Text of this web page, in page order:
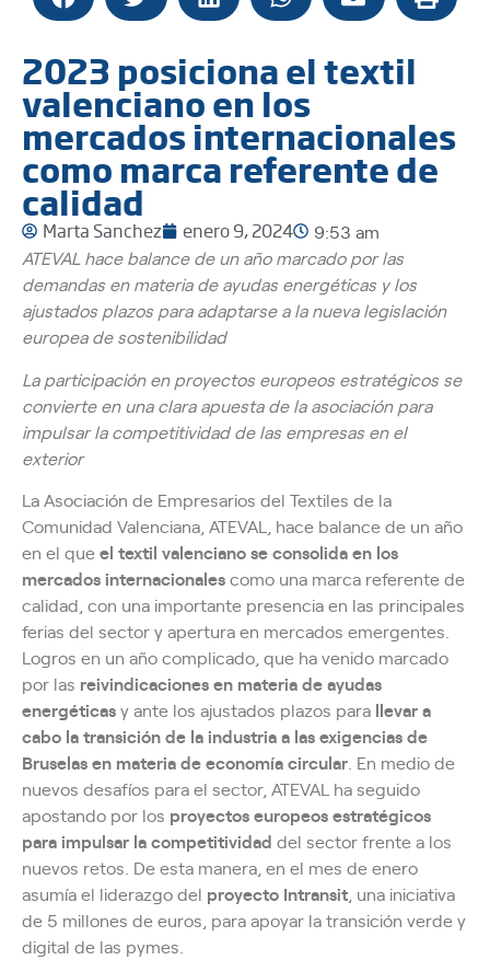
2023 posiciona el textil
valenciano en los
mercados internacionales
como marca referente de
calidad
Marta Sanchez enero 9, 2024
9:53 am
ATEVAL hace balance de un año marcado por las
demandas en materia de ayudas energéticas y los
ajustados plazos para adaptarse a la nueva legislación
europea de sostenibilidad
La participación en proyectos europeos estratégicos se
convierte en una clara apuesta de la asociación para
impulsar la competitividad de las empresas en el
exterior
La Asociación de Empresarios del Textiles de la
Comunidad Valenciana, ATEVAL, hace balance de un año
en el queel textil valenciano se consolida en los
mercados internacionalescomo una marca referente de
calidad, con una importante presencia en las principales
ferias del sector y apertura en mercados emergentes.
Logros en un año complicado, que ha venido marcado
por las reivindicaciones en materia de ayudas
energéticasy ante los ajustados plazos para llevar a
cabo la transición de la industria a las exigencias de
Bruselas en materia de economía circular . En medio de
nuevos desafíos para el sector, ATEVAL ha seguido
apostando por los proyectos europeos estratégicos
para impulsar la competitividad del sector frente a los
nuevos retos. De esta manera, en el mes de enero
asumía el liderazgo del proyecto Intransit , una iniciativa
de 5 millones de euros, para apoyar la transición verde y
digital de las pymes.